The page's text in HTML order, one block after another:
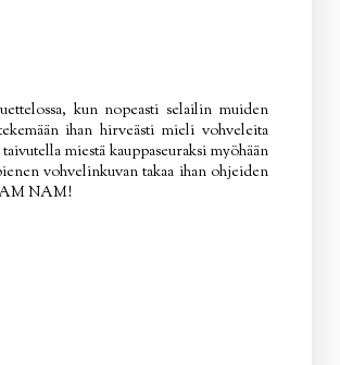
kun nopeasti selailin muiden
ihan hirveästi mieli vohveleita
miestä kauppaseuraksi myöhään
vohvelinkuvan takaa ihan ohjeiden
NAM!